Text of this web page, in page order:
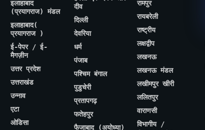
इलाहाबाद
(प्रयागराज) मंडल
इलाहाबाद(
प्रयागराज )
ई-पेपर / ई-
मैगज़ीन
उत्तर प्रदेश
उत्तराखंड
उन्नाव
एटा
ओडिसा
दीव
दिल्ली
देवरिया
धर्म
पंजाब
पश्चिम बंगाल
पुडुचेरी
प्रतापगढ़
फतेहपुर
फैजाबाद (अयोध्या)
रामपुर
रायबरेली
राष्ट्रीय
लक्षद्वीप
लखनऊ
लखनऊ मंडल
लखीमपुर खीरी
ललितपुर
वाराणसी
विभागीय /